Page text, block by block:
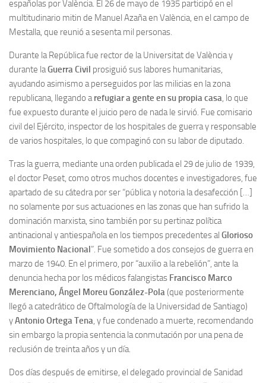
españolas por València. El 26 de mayo de 1935 participó en el
multitudinario mitin de Manuel Azaña en València, en el campo de
Mestalla, que reunió a sesenta mil personas.
Durante la República fue rector de la Universitat de València y
durante laGuerra Civil prosiguió sus labores humanitarias,
ayudando asimismo a perseguidos por las milicias en la zona
republicana, llegando arefugiar a gente en su propia casa, lo que
fue expuesto durante el juicio pero de nada le sirvió. Fue comisario
civil del Ejército, inspector de los hospitales de guerra y responsable
de varios hospitales, lo que compaginó con su labor de diputado.
Tras la guerra, mediante una orden publicada el 29 de julio de 1939,
el doctor Peset, como otros muchos docentes e investigadores, fue
apartado de su cátedra por ser “pública y notoria la desafección […]
no solamente por sus actuaciones en las zonas que han sufrido la
dominación marxista, sino también por su pertinaz política
antinacional y antiespañola en los tiempos precedentes al Glorioso
Movimiento Nacional”. Fue sometido a dos consejos de guerra en
marzo de 1940. En el primero, por “auxilio a la rebelión”, ante la
denuncia hecha por los médicos falangistas Francisco Marco
Merenciano, Ángel Moreu González-Pola(que posteriormente
llegó a catedrático de Oftalmología de la Universidad de Santiago)
yAntonio Ortega Tena, y fue condenado a muerte, recomendando
sin embargo la propia sentencia la conmutación por una pena de
reclusión de treinta años y un día.
Dos días después de emitirse, el delegado provincial de Sanidad